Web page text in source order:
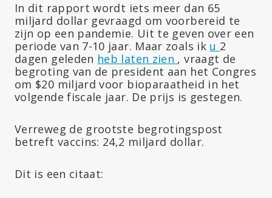
In dit rapport wordt iets meer dan 65
miljard dollar gevraagd om voorbereid te
zijn op een pandemie. Uit te geven over een
periode van 7-10 jaar. Maar zoals ik u 2
dagen geleden heb laten zien , vraagt de
begroting van de president aan het Congres
om $20 miljard voor bioparaatheid in het
volgende fiscale jaar. De prijs is gestegen.
Verreweg de grootste begrotingspost
betreft vaccins: 24,2 miljard dollar.
Dit is een citaat: